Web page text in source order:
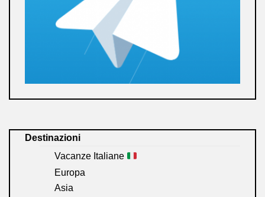
Destinazioni
Vacanze Italiane
Europa
Asia